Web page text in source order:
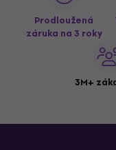
Prodloužená
záruka na 3 roky
3M+